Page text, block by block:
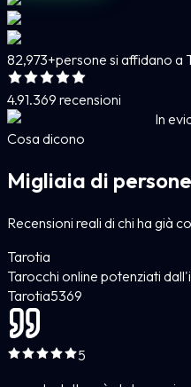
82,973+persone si affidano a
4.91.369 recensioni
In
Cosa dicono
Migliaia di
Recensioni reali di chi ha già
Tarotia
Tarocchi online potenziati
Tarotia5369
5